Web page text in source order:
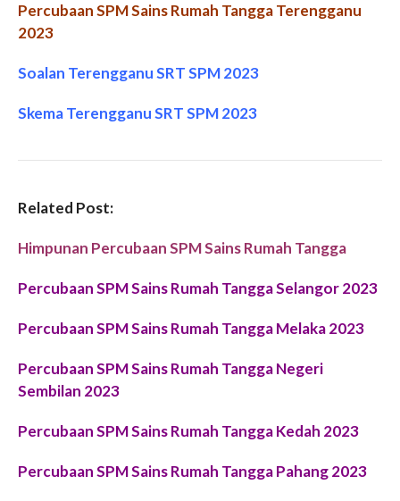
Percubaan SPM Sains Rumah Tangga Terengganu
2023
Soalan Terengganu SRT SPM 2023
Skema TerengganuSRT SPM 2023
Related Post:
Himpunan Percubaan SPM Sains Rumah Tangga
Percubaan SPM Sains Rumah Tangga Selangor 2023
Percubaan SPM Sains Rumah Tangga Melaka 2023
Percubaan SPM Sains Rumah Tangga Negeri
Sembilan 2023
Percubaan SPM Sains Rumah Tangga Kedah 2023
Percubaan SPM Sains Rumah Tangga Pahang 2023